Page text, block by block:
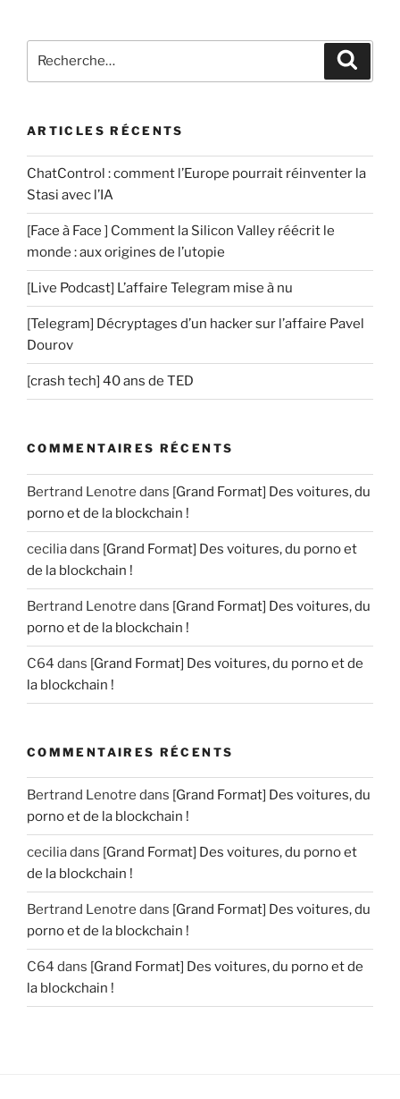
pour
ARTICLES RÉCENTS
ChatControl : comment l’Europe pourrait réinventer la
Stasi avec l’IA
[Face à Face ] Comment la Silicon Valley réécrit le
monde : aux origines de l’utopie
[Live Podcast] L’affaire Telegram mise à nu
[Telegram] Décryptages d’un hacker sur l’affaire Pavel
Dourov
[crash tech] 40 ans de TED
COMMENTAIRES RÉCENTS
Bertrand Lenotre dans [Grand Format] Des voitures, du
porno et de la blockchain !
ceciliadans [Grand Format] Des voitures, du porno et
de la blockchain !
Bertrand Lenotre dans [Grand Format] Des voitures, du
porno et de la blockchain !
C64 dans [Grand Format] Des voitures, du porno et de
la blockchain !
COMMENTAIRES RÉCENTS
Bertrand Lenotre dans [Grand Format] Des voitures, du
porno et de la blockchain !
ceciliadans [Grand Format] Des voitures, du porno et
de la blockchain !
Bertrand Lenotre dans [Grand Format] Des voitures, du
porno et de la blockchain !
C64 dans [Grand Format] Des voitures, du porno et de
la blockchain !